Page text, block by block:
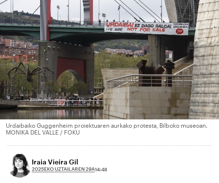
Urdaibaiko Guggenheim proiektuaren aurkako protesta, Bilboko museoan.
MONIKA DEL VALLE / FOKU
Iraia Vieira Gil
2025EKO UZTAILAREN 29A14:48